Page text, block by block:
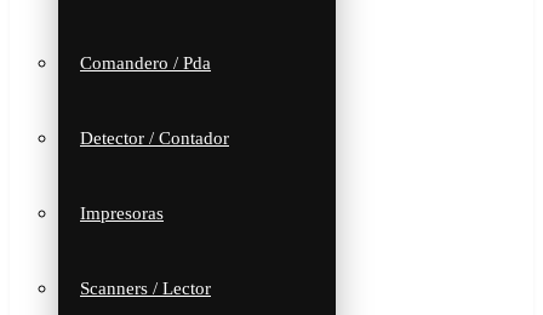
Comandero / Pda
Detector / Contador
Impresoras
Scanners / Lector